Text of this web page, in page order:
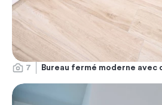
7 Bureau fermé moderne avec